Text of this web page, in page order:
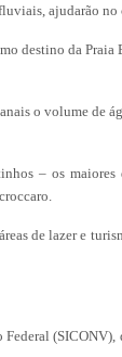
ajudarão
da
o volume de
– os
de lazer e